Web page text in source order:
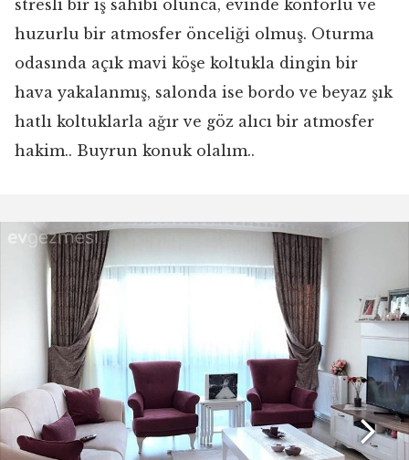
stresli bir iş sahibi olunca, evinde konforlu ve
huzurlu bir atmosfer önceliği olmuş. Oturma
odasında açık mavi köşe koltukla dingin bir
hava yakalanmış, salonda ise bordo ve beyaz şık
hatlı koltuklarla ağır ve göz alıcı bir atmosfer
hakim.. Buyrun konuk olalım..